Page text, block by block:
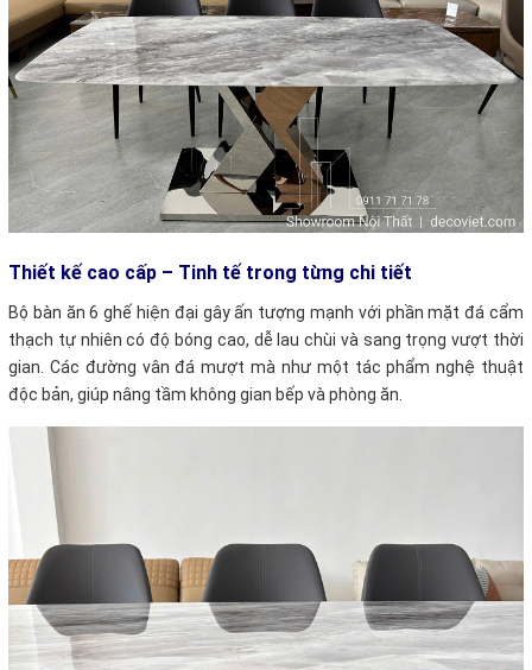
Thiết kế cao cấp – Tinh tế trong từng chi tiết
Bộ bàn ăn 6 ghế hiện đại gây ấn tượng mạnh với phần mặt đá cẩm
thạch tự nhiên có độ bóng cao, dễ lau chùi và sang trọng vượt thời
gian. Các đường vân đá mượt mà như một tác phẩm nghệ thuật
độc bản, giúp nâng tầm không gian bếp và phòng ăn.